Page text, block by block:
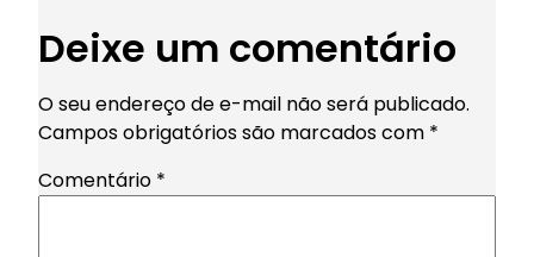
Deixe um comentário
O seu endereço de e-mail não será publicado.
Campos obrigatórios são marcados com *
Comentário *